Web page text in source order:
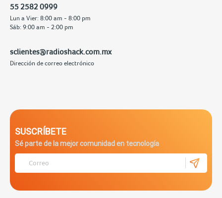
55 2582 0999
Lun a Vier: 8:00 am - 8:00 pm
Sáb: 9:00 am - 2:00 pm
sclientes@radioshack.com.mx
Dirección de correo electrónico
SUSCRÍBETE
Sé parte de la mejor comunidad en tecnología